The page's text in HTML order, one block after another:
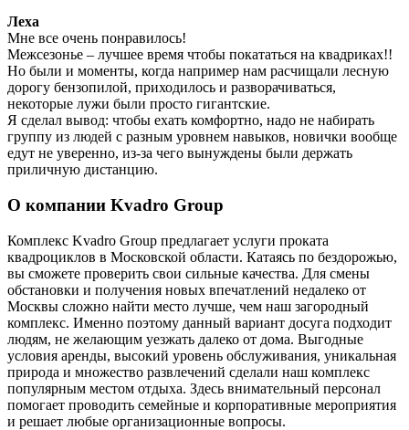
Леха
Мне все очень понравилось!
Межсезонье – лучшее время чтобы покататься на квадриках!!
Но были и моменты, когда например нам расчищали лесную
дорогу бензопилой, приходилось и разворачиваться,
некоторые лужи были просто гигантские.
Я сделал вывод: чтобы ехать комфортно, надо не набирать
группу из людей с разным уровнем навыков, новички вообще
едут не уверенно, из-за чего вынуждены были держать
приличную дистанцию.
О компании Kvadro Group
Комплекс Kvadro Group предлагает услуги проката
квадроциклов в Московской области. Катаясь по бездорожью,
вы сможете проверить свои сильные качества. Для смены
обстановки и получения новых впечатлений недалеко от
Москвы сложно найти место лучше, чем наш загородный
комплекс. Именно поэтому данный вариант досуга подходит
людям, не желающим уезжать далеко от дома. Выгодные
условия аренды, высокий уровень обслуживания, уникальная
природа и множество развлечений сделали наш комплекс
популярным местом отдыха. Здесь внимательный персонал
помогает проводить семейные и корпоративные мероприятия
и решает любые организационные вопросы.